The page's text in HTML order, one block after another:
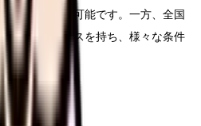
情報提供が可能です。一方、全国
人データベースを持ち、様々な条件
ます。